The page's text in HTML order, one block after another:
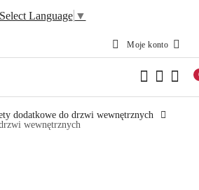
Select Language ▼
Moje konto
dodatkowe do drzwi wewnętrznych
wewnętrznych